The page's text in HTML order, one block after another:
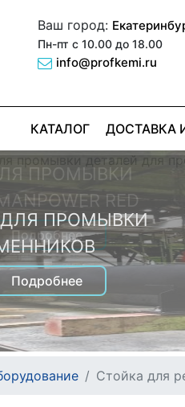
Ваш город:
Пн-пт с 10.00 до 18.00
info@profkemi.ru
КАТАЛОГ ДОСТАВКА
ПРОМЫВКИ
Подробнее
ПРОМЫВКИ
RED
Подробнее
Стойка для